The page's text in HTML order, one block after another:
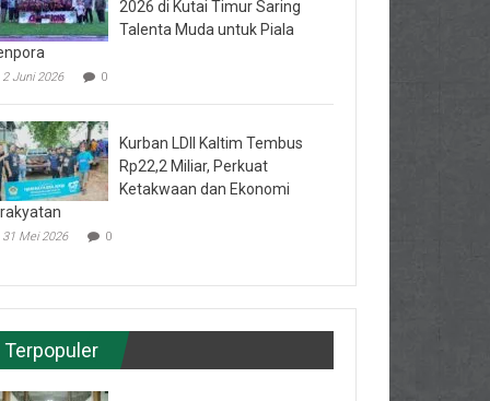
2026 di Kutai Timur Saring
Talenta Muda untuk Piala
2 Juni 2026 0
Kurban LDII Kaltim Tembus
Rp22,2 Miliar, Perkuat
Ketakwaan dan Ekonomi
31 Mei 2026 0
Terpopuler